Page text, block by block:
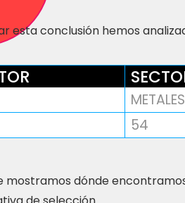
esta conclusión hemos
54
mostramos dónde